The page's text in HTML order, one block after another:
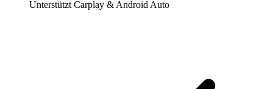
Unterstützt Carplay & Android Auto